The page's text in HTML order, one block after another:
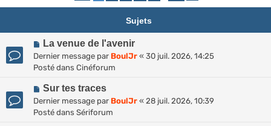
e
Sujets
N
o
u
e
a
u
La venue de l'avenir
Dernier message par BoulJr « 30 juil. 2026, 14:25
Posté dans Cinéforum
N
o
u
Sur tes traces
Dernier message par BoulJr « 28 juil. 2026, 10:39
Posté dans Sériforum